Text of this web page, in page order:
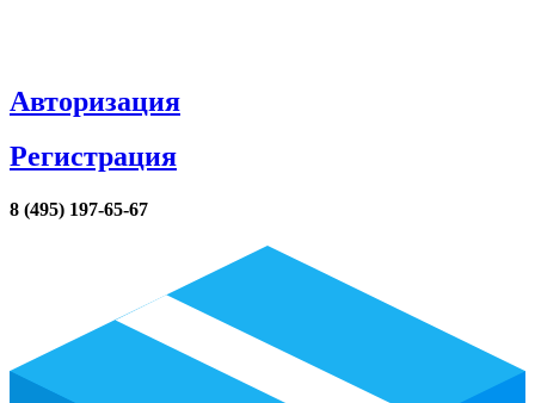
Авторизация
Регистрация
8 (495) 197-65-67